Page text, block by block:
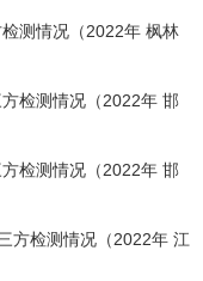
测情况（2022年 枫林
检测情况（2022年 邯
检测情况（2022年 邯
方检测情况（2022年 江